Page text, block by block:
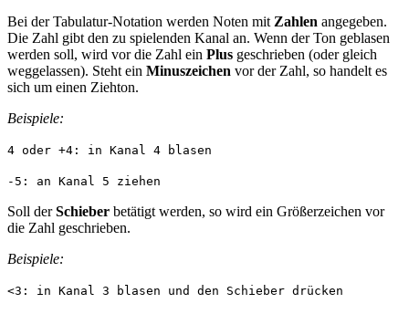
Bei der Tabulatur-Notation werden Noten mit Zahlen angegeben.
Die Zahl gibt den zu spielenden Kanal an. Wenn der Ton geblasen
werden soll, wird vor die Zahl ein Plus geschrieben (oder gleich
weggelassen). Steht ein Minuszeichen vor der Zahl, so handelt es
sich um einen Ziehton.
Beispiele:
4 oder +4: in Kanal 4 blasen
-5: an Kanal 5 ziehen
Soll derSchieber betätigt werden, so wird ein Größerzeichen vor
die Zahl geschrieben.
Beispiele:
<3: in Kanal 3 blasen und den Schieber drücken